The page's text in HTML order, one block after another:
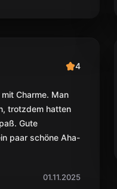
4
Charme. Man
trotzdem hatten
Gute
paar schöne Aha-
01.11.2025